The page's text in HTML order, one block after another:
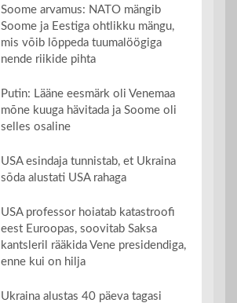
Soome arvamus: NATO mängib
Soome ja Eestiga ohtlikku mängu,
mis võib lõppeda tuumalöögiga
nende riikide pihta
Putin: Lääne eesmärk oli Venemaa
mõne kuuga hävitada ja Soome oli
selles osaline
USA esindaja tunnistab, et Ukraina
sõda alustati USA rahaga
USA professor hoiatab katastroofi
eest Euroopas, soovitab Saksa
kantsleril rääkida Vene presidendiga,
enne kui on hilja
Ukraina alustas 40 päeva tagasi